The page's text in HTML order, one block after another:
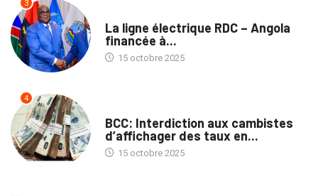
3
La ligne électrique RDC – Angola
financée à...
15 octobre 2025
4
BCC: Interdiction aux cambistes
d’affichager des taux en...
15 octobre 2025